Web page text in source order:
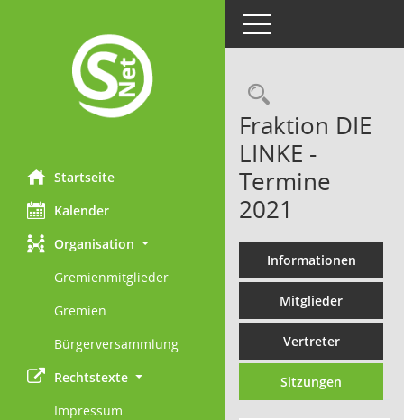
Startseite
Kalender
Organisation
Gremienmitglieder
Gremien
Bürgerversammlung
Rechtstexte
Impressum
Toggle navigation
Fraktion DIE
LINKE -
Termine
2021
Informationen
Mitglieder
Vertreter
Sitzungen